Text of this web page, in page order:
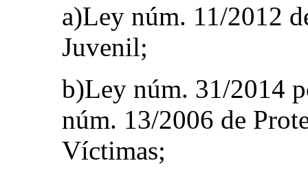
a)Ley núm. 11/2012
Juvenil;
b)Ley núm. 31/2014
núm. 13/2006 de
Víctimas;